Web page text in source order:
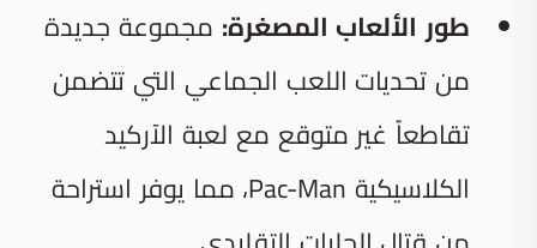
طور الألعاب المصغرة: مجموعة جديدة
من تحديات اللعب الجماعي التي تتضمن
تقاطعاً غير متوقع مع لعبة الآركيد
الكلاسيكية Pac-Man، مما يوفر استراحة